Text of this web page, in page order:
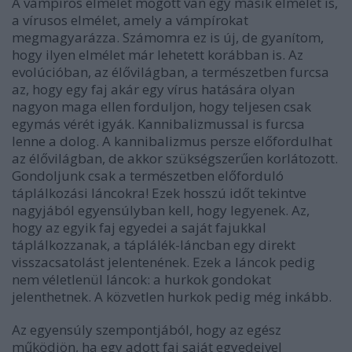
a vírusos elmélet, amely a vámpírokat
megmagyarázza. Számomra ez is új, de gyanítom,
hogy ilyen elmélet már lehetett korábban is. Az
evolúcióban, az élővilágban, a természetben furcsa
az, hogy egy faj akár egy vírus hatására olyan
nagyon maga ellen forduljon, hogy teljesen csak
egymás vérét igyák. Kannibalizmussal is furcsa
lenne a dolog. A kannibalizmus persze előfordulhat
az élővilágban, de akkor szükségszerűen korlátozott.
Gondoljunk csak a természetben előforduló
táplálkozási láncokra! Ezek hosszú időt tekintve
nagyjából egyensúlyban kell, hogy legyenek. Az,
hogy az egyik faj egyedei a saját fajukkal
táplálkozzanak, a táplálék-láncban egy direkt
visszacsatolást jelentenének. Ezek a láncok pedig
nem véletlenül láncok: a hurkok gondokat
jelenthetnek. A közvetlen hurkok pedig még inkább.
Az egyensúly szempontjából, hogy az egész
működjön, ha egy adott faj saját egyedeivel